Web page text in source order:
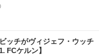
ッチがヴィジェフ・ウッチ
FCケルン】